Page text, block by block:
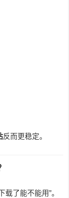
反而更稳定。
了能不能用”。